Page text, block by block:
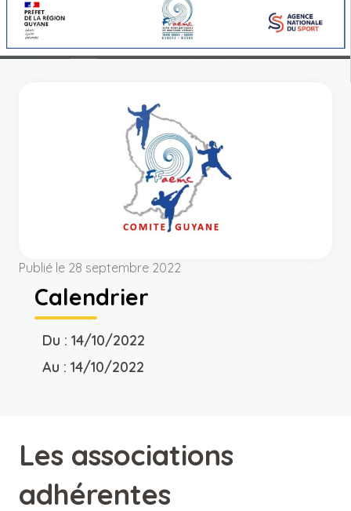
Publié le 28 septembre 2022
Calendrier
Du : 14/10/2022
Au : 14/10/2022
Les associations
adhérentes